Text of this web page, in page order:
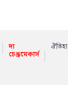
দ্য
চেঞ্জমেকার্স
ঐতিহ্য